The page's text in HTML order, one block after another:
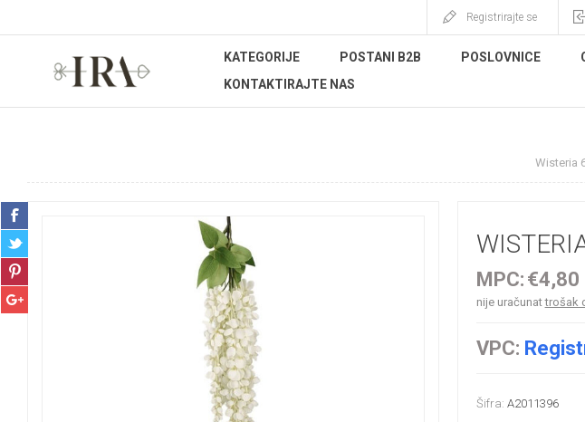
Registrirajte se
KATEGORIJE POSTANI B2B POSLOVNICE
KONTAKTIRAJTE NAS
Wisteria
MPC: €4,80
nije uračunattrošak
VPC:
Šifra: A2011396